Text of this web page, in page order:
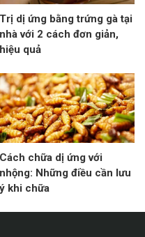
Trị dị ứng bằng trứng gà tại
nhà với 2 cách đơn giản,
hiệu quả
Cách chữa dị ứng với
nhộng: Những điều cần lưu
ý khi chữa